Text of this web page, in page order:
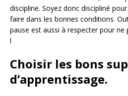
discipline. Soyez donc discipliné
faire dans les bonnes conditions.
pause est aussi à respecter pour ne
l
Choisir les bons
d’apprentissage.